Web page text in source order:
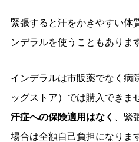
緊張すると汗をかきやすい体
ンデラルを使うこともありま
インデラルは市販薬でなく病
ッグストア）では購入できま
汗症への保険適用はなく
、緊
場合は全額自己負担になりま